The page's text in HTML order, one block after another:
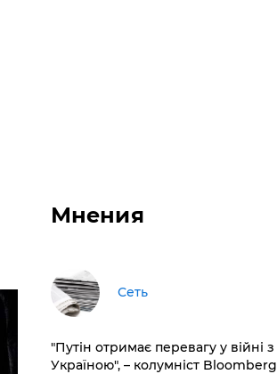
Мнения
Сеть
"Путін отримає перевагу у війні з
Україною", – колумніст Bloomberg